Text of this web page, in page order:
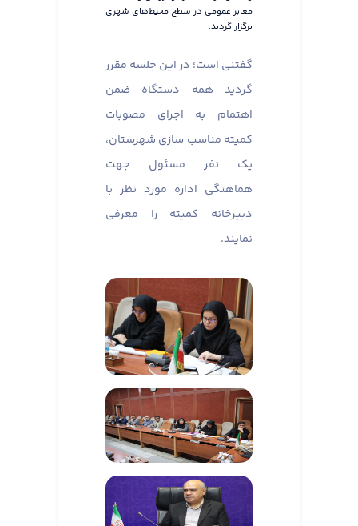
معابر عمومی در سطح محیط‌های شهری
برگزار گردید.
گفتنی است؛ در این جلسه مقرر
گردید همه دستگاه ضمن
اهتمام به اجرای مصوبات
کمیته مناسب سازی شهرستان،
یک نفر مسئول جهت
هماهنگی اداره مورد نظر با
دبیرخانه کمیته را معرفی
نمایند.